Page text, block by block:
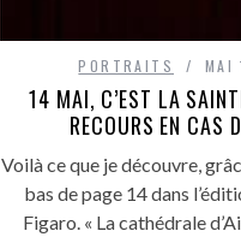
PORTRAITS MAI
14 MAI, C’EST LA
RECOURS EN CAS
Voilà ce que je découvre,
bas de page 14 dans
Figaro. « La cathédrale